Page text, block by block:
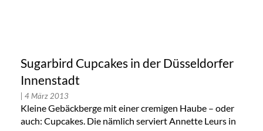
Sugarbird Cupcakes in der Düsseldorfer
Innenstadt
| 4 März 2013
Kleine Gebäckberge mit einer cremigen Haube – oder
auch: Cupcakes. Die nämlich serviert Annette Leurs in